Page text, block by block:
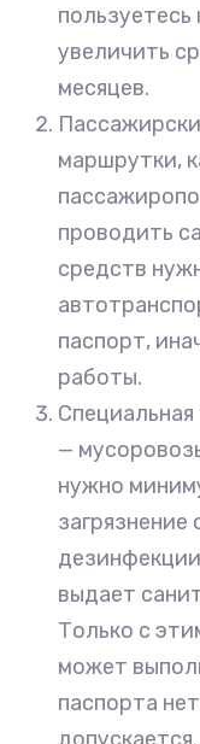
увеличить
месяцев.
маршрутки,
проводить
средств
паспорт,
работы.
—
нужно
выдает
Только с
может
паспорта